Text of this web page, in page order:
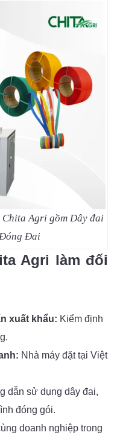
Agri gồm Dây đai
Đai
Agri làm đối
xuất khẩu: Kiểm định
Nhà máy đặt tại Việt
dẫn sử dụng dây đai,
đóng gói.
doanh nghiệp trong